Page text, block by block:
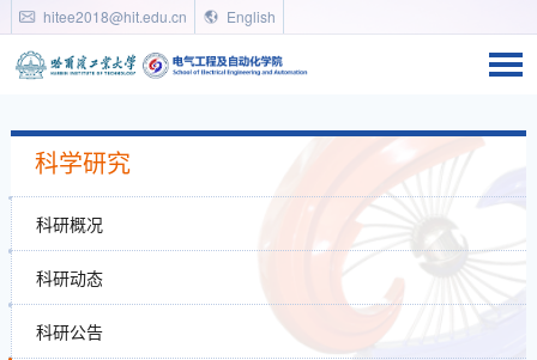
hitee2018@hit.edu.cn English
科学研究
科研概况
科研动态
科研公告